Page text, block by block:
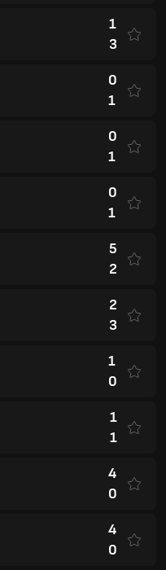
1
3
0
1
0
1
0
1
5
2
2
3
1
0
1
1
4
0
4
0